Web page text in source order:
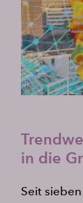
in die
Seit